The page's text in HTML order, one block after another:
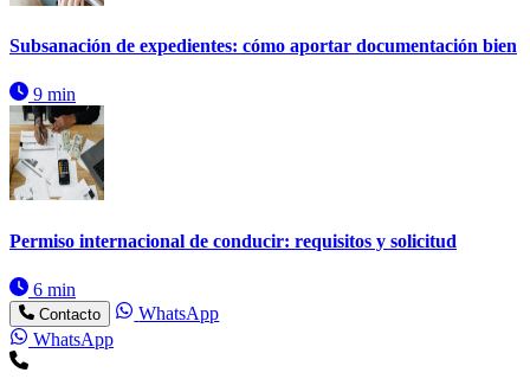
Subsanación de expedientes: cómo aportar documentación bien
9 min
Permiso internacional de conducir: requisitos y solicitud
6 min
Contacto
WhatsApp
WhatsApp